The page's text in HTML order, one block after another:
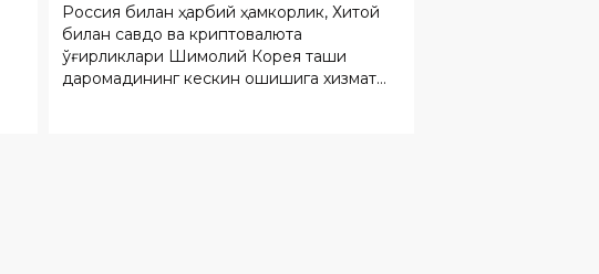
доллар ишлади
Россия билан ҳарбий ҳамкорлик, Хитой
билан савдо ва криптовалюта
ўғирликлари Шимолий Корея ташқи
даромадининг кескин ошишига хизмат